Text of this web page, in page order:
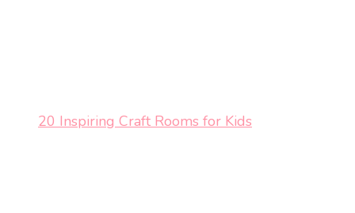
20 Inspiring Craft Rooms for Kids